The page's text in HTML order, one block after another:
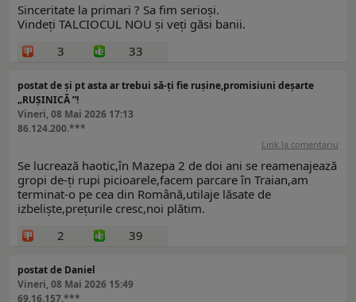
Sinceritate la primari ? Sa fim serioși.
Vindeți TALCIOCUL NOU și veți găsi banii.
3
33
postat de și pt asta ar trebui să-ți fie rușine,promisiuni deșarte
„RUȘINICĂ ”!
Vineri, 08 Mai 2026 17:13
86.124.200.***
Link la comentariu
Se lucrează haotic,în Mazepa 2 de doi ani se reamenajează
gropi de-ți rupi picioarele,facem parcare în Traian,am
terminat-o pe cea din Română,utilaje lăsate de
izbeliște,prețurile cresc,noi plătim.
2
39
postat de Daniel
Vineri, 08 Mai 2026 15:49
69.16.157.***